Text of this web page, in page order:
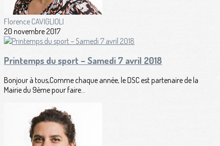
Florence CAVIGLIOLI
20 novembre 2017
Printemps du sport – Samedi 7 avril 2018
Bonjour à tous,Comme chaque année, le DSC est partenaire de la
Mairie du 9ème pour faire...